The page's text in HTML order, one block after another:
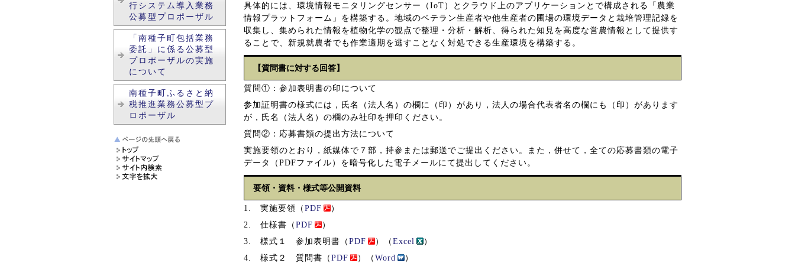
具体的には、環境情報モニタリングセンサー（IoT）とクラウド上のアプリケーションとで構成される「農業
情報プラットフォーム」を構築する。地域のベテラン生産者や他生産者の圃場の環境データと栽培管理記録を
収集し、集められた情報を植物化学の観点で整理・分析・解析、得られた知見を高度な営農情報として提供す
ることで、新規就農者でも作業適期を逃すことなく対処できる生産環境を構築する。
【質問書に対する回答】
質問①：参加表明書の印について
参加証明書の様式には，氏名（法人名）の欄に（印）があり，法人の場合代表者名の欄にも（印）があります
が，氏名（法人名）の欄のみ社印を押印ください。
質問②：応募書類の提出方法について
実施要領のとおり，紙媒体で７部，持参または郵送でご提出ください。また，併せて，全ての応募書類の電子
データ（PDFファイル）を暗号化した電子メールにて提出してください。
要領・資料・様式等公開資料
1. 実施要領（PDF
）
2. 仕様書（PDF
）
3. 様式１ 参加表明書（PDF ）（Excel
）
4. 様式２ 質問書（PDF ）（Word ）
行システム導入業務
公募型プロポーザル
「南種子町包括業務
委託」に係る公募型
プロポーザルの実施
について
南種子町ふるさと納
税推進業務公募型プ
ロポーザル